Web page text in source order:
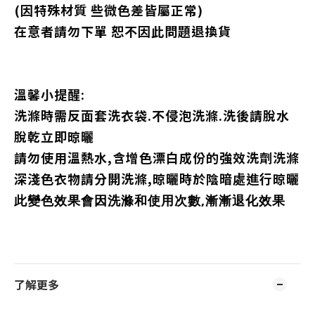
(因特殊材質 些微色差皆屬正常)
在意者請勿下單 恕不因此問題退換貨
溫馨小提醒:
洗滌時需反面套洗衣袋.不侵泡洗滌.洗後請脫水
脫乾立即晾曬
請勿使用溫熱水,含增色漂白成份的強效洗劑洗滌
深淺色衣物請分開洗滌,晾曬時於陰暗處進行晾曬
此變色效果會因洗滌和使用次數,漸漸退化效果
了解更多